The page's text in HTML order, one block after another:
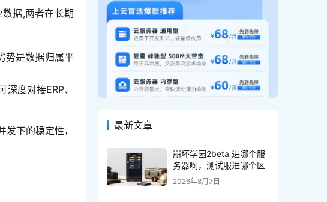
据,两者在长期
势是数据归属平
度对接ERP、
下的稳定性，
最新文章
崩坏学园2beta 进哪个服
务器啊，测试服进哪个区
2026年8月7日